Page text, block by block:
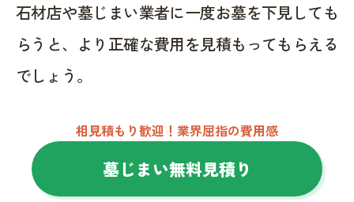
石材店や墓じまい業者に一度お墓を下見しても
らうと、より正確な費用を見積もってもらえる
でしょう。
相見積もり歓迎！業界屈指の費用感
墓じまい無料見積り